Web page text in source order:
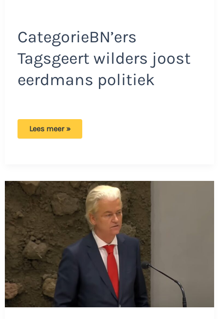
CategorieBN’ers
Tagsgeert wilders joost
eerdmans politiek
JA21-
premier
hadden
moeten
maken!
Lees meer »